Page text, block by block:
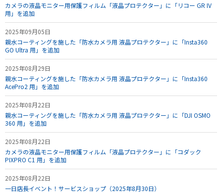
カメラの液晶モニター用保護フィルム「液晶プロテクター」に「リコー GR IV
用」を追加
2025年09月05日
親水コーティングを施した「防水カメラ用 液晶プロテクター」に「Insta360
GO Ultra 用」を追加
2025年08月29日
親水コーティングを施した「防水カメラ用 液晶プロテクター」に「Insta360
AcePro2 用」を追加
2025年08月22日
親水コーティングを施した「防水カメラ用 液晶プロテクター」に「DJI OSMO
360 用」を追加
2025年08月22日
カメラの液晶モニター用保護フィルム「液晶プロテクター」に「コダック
PIXPRO C1 用」を追加
2025年08月22日
一日店長イベント！サービスショップ（2025年8月30日）